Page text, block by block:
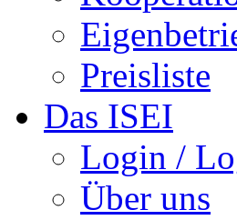
Preisliste
Das ISEI
Login /
Über uns